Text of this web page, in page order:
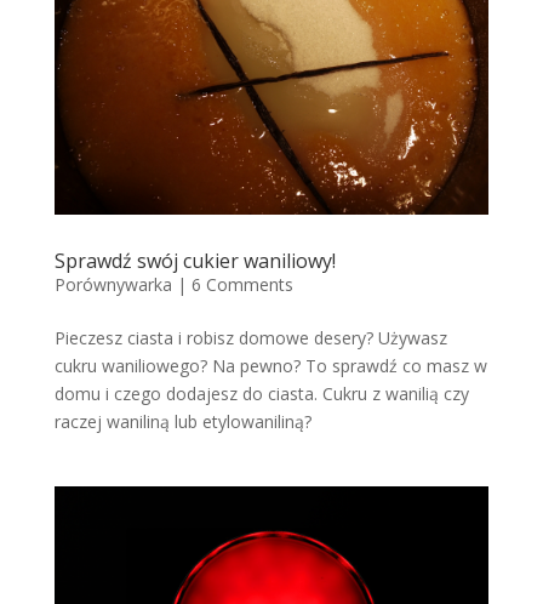
Sprawdź swój cukier waniliowy!
Porównywarka | 6 Comments
Pieczesz ciasta i robisz domowe desery? Używasz
cukru waniliowego? Na pewno? To sprawdź co masz w
domu i czego dodajesz do ciasta. Cukru z wanilią czy
raczej waniliną lub etylowaniliną?